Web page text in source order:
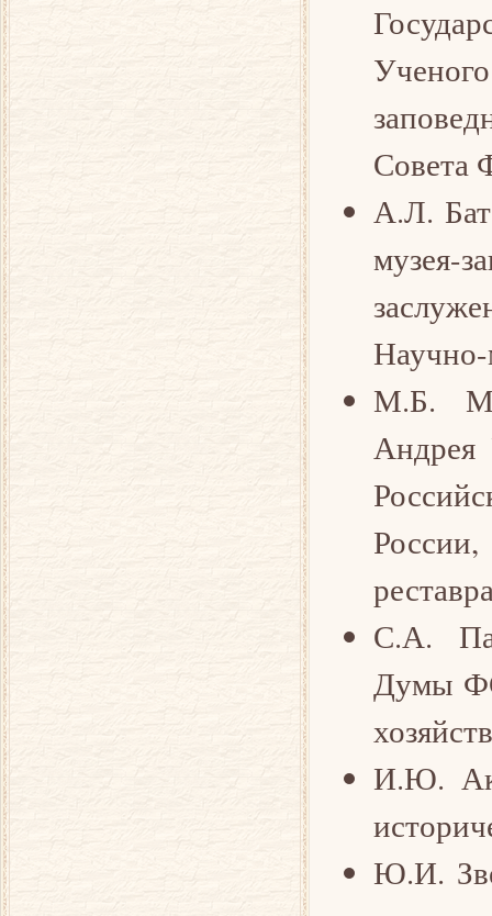
Совета
А.Л.
музея-
М.Б.
Андрея
С.А.
Думы
И.Ю.
Ю.И.